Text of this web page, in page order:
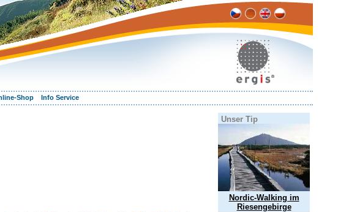
Shop Info Service
Unser Tip
Nordic-Walking im
Riesengebirge